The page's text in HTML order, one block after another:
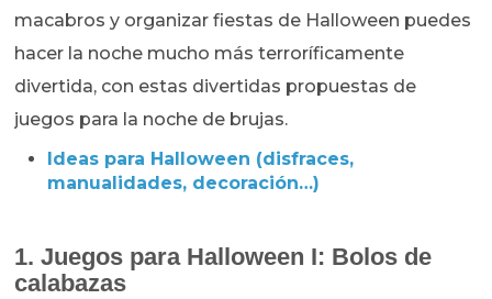
macabros y organizar fiestas de Halloween puedes
hacer la noche mucho más terroríficamente
divertida, con estas divertidas propuestas de
juegos para la noche de brujas.
Ideas para Halloween (disfraces,
manualidades, decoración…)
1. Juegos para Halloween I: Bolos de
calabazas